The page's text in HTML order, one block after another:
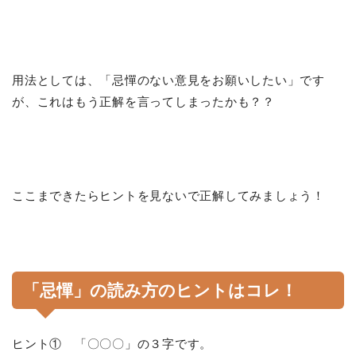
用法としては、「忌憚のない意見をお願いしたい」です
が、これはもう正解を言ってしまったかも？？
ここまできたらヒントを見ないで正解してみましょう！
「忌憚」の読み方のヒントはコレ！
ヒント① 「〇〇〇」の３字です。